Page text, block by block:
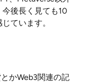
後長く見ても10
ています。
かWeb3関連の記